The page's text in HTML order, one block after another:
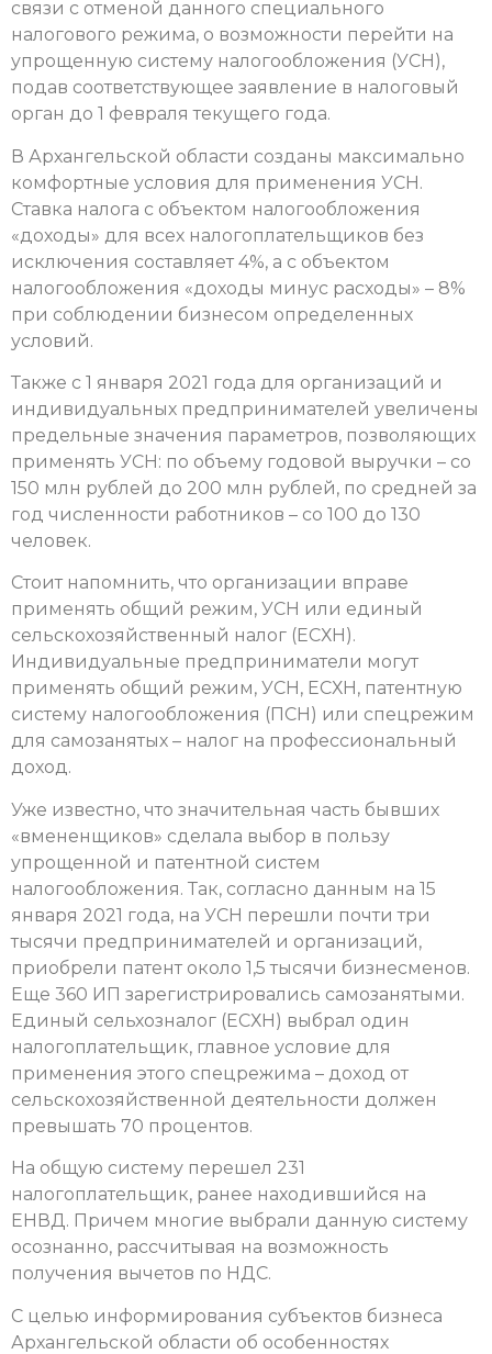
связи с отменой данного специального
налогового режима, о возможности перейти на
упрощенную систему налогообложения (УСН),
подав соответствующее заявление в налоговый
орган до 1 февраля текущего года.
В Архангельской области созданы максимально
комфортные условия для применения УСН.
Ставка налога с объектом налогообложения
«доходы» для всех налогоплательщиков без
исключения составляет 4%, а с объектом
налогообложения «доходы минус расходы» – 8%
при соблюдении бизнесом определенных
условий.
Также с 1 января 2021 года для организаций и
индивидуальных предпринимателей увеличены
предельные значения параметров, позволяющих
применять УСН: по объему годовой выручки – со
150 млн рублей до 200 млн рублей, по средней за
год численности работников – со 100 до 130
человек.
Стоит напомнить, что организации вправе
применять общий режим, УСН или единый
сельскохозяйственный налог (ЕСХН).
Индивидуальные предприниматели могут
применять общий режим, УСН, ЕСХН, патентную
систему налогообложения (ПСН) или спецрежим
для самозанятых – налог на профессиональный
доход.
Уже известно, что значительная часть бывших
«вмененщиков» сделала выбор в пользу
упрощенной и патентной систем
налогообложения. Так, согласно данным на 15
января 2021 года, на УСН перешли почти три
тысячи предпринимателей и организаций,
приобрели патент около 1,5 тысячи бизнесменов.
Еще 360 ИП зарегистрировались самозанятыми.
Единый сельхозналог (ЕСХН) выбрал один
налогоплательщик, главное условие для
применения этого спецрежима – доход от
сельскохозяйственной деятельности должен
превышать 70 процентов.
На общую систему перешел 231
налогоплательщик, ранее находившийся на
ЕНВД. Причем многие выбрали данную систему
осознанно, рассчитывая на возможность
получения вычетов по НДС.
С целью информирования субъектов бизнеса
Архангельской области об особенностях